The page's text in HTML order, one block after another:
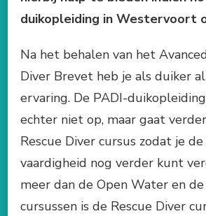
duikopleiding in Westervoort
Na het behalen van het
Diver Brevet heb je als duiker
ervaring. De PADI-
echter niet op, maar gaat
Rescue Diver cursus zodat je
vaardigheid nog verder kunt
meer dan de Open Water en
cursussen is de Rescue Diver